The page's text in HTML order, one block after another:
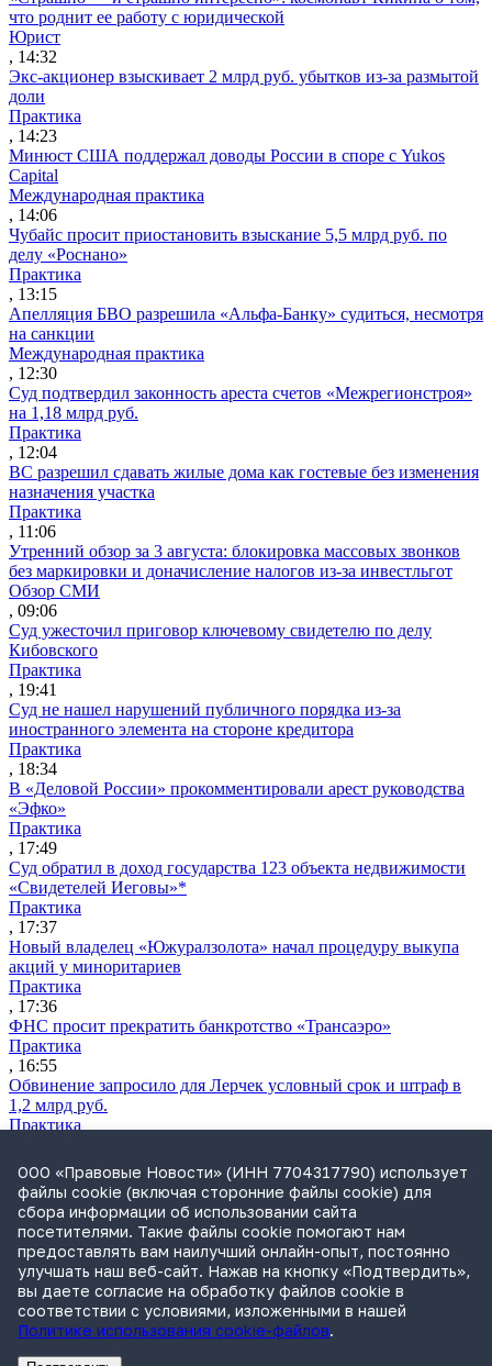
что роднит ее работу с юридической
Юрист
, 14:32
Экс-акционер взыскивает 2 млрд руб. убытков из-за размытой
доли
Практика
, 14:23
Минюст США поддержал доводы России в споре с Yukos
Capital
Международная практика
, 14:06
Чубайс просит приостановить взыскание 5,5 млрд руб. по
делу «Роснано»
Практика
, 13:15
Апелляция БВО разрешила «Альфа-Банку» судиться, несмотря
на санкции
Международная практика
, 12:30
Суд подтвердил законность ареста счетов «Межрегионстроя»
на 1,18 млрд руб.
Практика
, 12:04
ВС разрешил сдавать жилые дома как гостевые без изменения
назначения участка
Практика
, 11:06
Утренний обзор за 3 августа: блокировка массовых звонков
без маркировки и доначисление налогов из-за инвестльгот
Обзор СМИ
, 09:06
Суд ужесточил приговор ключевому свидетелю по делу
Кибовского
Практика
, 19:41
Суд не нашел нарушений публичного порядка из-за
иностранного элемента на стороне кредитора
Практика
, 18:34
В «Деловой России» прокомментировали арест руководства
«Эфко»
Практика
, 17:49
Суд обратил в доход государства 123 объекта недвижимости
«Свидетелей Иеговы»*
Практика
, 17:37
Новый владелец «Южуралзолота» начал процедуру выкупа
акций у миноритариев
Практика
, 17:36
ФНС просит прекратить банкротство «Трансаэро»
Практика
, 16:55
Обвинение запросило для Лерчек условный срок и штраф в
1,2 млрд руб.
Практика
Суд подтвердил право фермера на выкуп арендуемого
сельхозучастка
Практика
, 15:49
ВС разъяснил, кто несет ответственность за ДТП при ремонте
дороги
Практика
, 15:35
ООО «Правовые Новости» (ИНН 7704317790) использует
файлы cookie (включая сторонние файлы cookie) для
сбора информации об использовании сайта
посетителями. Такие файлы cookie помогают нам
предоставлять вам наилучший онлайн-опыт, постоянно
улучшать наш веб-сайт. Нажав на кнопку «Подтвердить»,
вы даете согласие на обработку файлов cookie в
соответствии с условиями, изложенными в нашей
Политике использования cookie-файлов.